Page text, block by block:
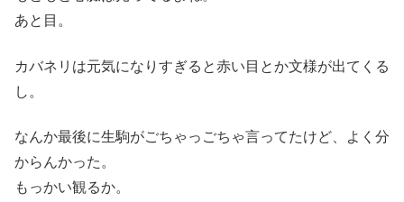
あと目。
カバネリは元気になりすぎると赤い目とか文様が出てくる
し。
なんか最後に生駒がごちゃっごちゃ言ってたけど、よく分
からんかった。
もっかい観るか。